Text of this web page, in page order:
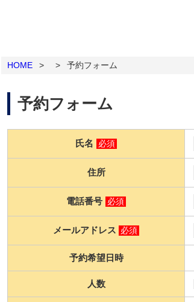
HOME > > 予約フォーム
予約フォーム
氏名 必須
住所
電話番号 必須
メールアドレス 必須
予約希望日時
人数